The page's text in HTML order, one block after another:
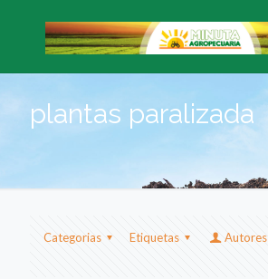
plantas paralizada
Categorias Etiquetas
Autores